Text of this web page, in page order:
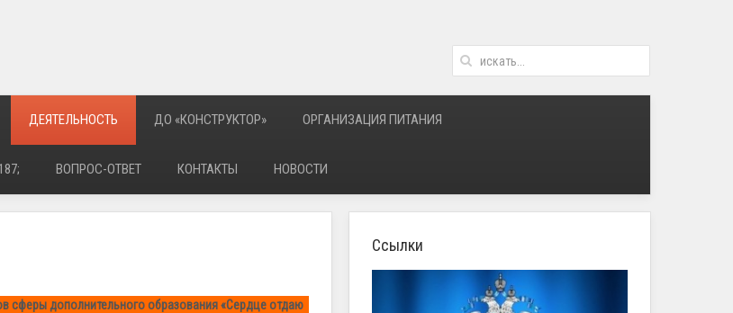
ДЕЯТЕЛЬНОСТЬ ДО «КОНСТРУКТОР» ОРГАНИЗАЦИЯ ПИТАНИЯ
ВОПРОС-ОТВЕТ КОНТАКТЫ НОВОСТИ
сферы дополнительного образования«Сердце отдаю
Ссылки